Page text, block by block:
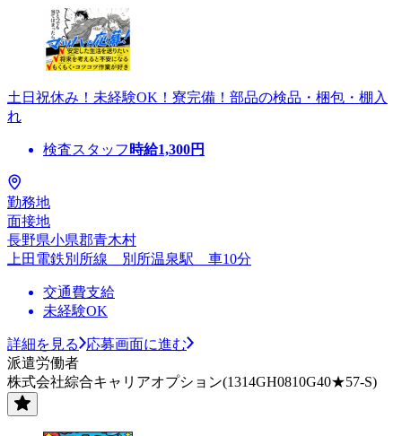
土日祝休み！未経験OK！寮完備！部品の検品・梱包・棚入
れ
検査スタッフ 時給1,300円
勤務地
面接地
長野県小県郡青木村
上田電鉄別所線 別所温泉駅 車10分
交通費支給
未経験OK
詳細を見る
応募画面に進む
派遣労働者
株式会社綜合キャリアオプション(1314GH0810G40★57-S)